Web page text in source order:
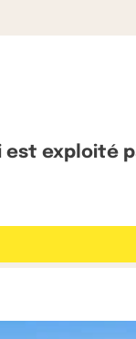
est exploité